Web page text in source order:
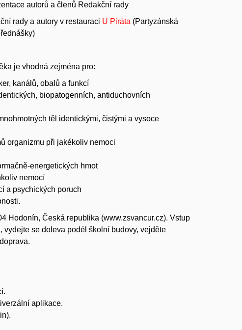
autorů a členů Redakční rady
rady a autory v restauraci U Piráta (Partyzánská
je vhodná zejména pro:
kanálů, obalů a funkcí
biopatogenních, antiduchovních
těl identickými, čistými a vysoce
organizmu při jakékoliv nemoci
energetických hmot
nemocí
a psychických poruch
Hodonín, Česká republika (www.zsvancur.cz). Vstup
se doleva podél školní budovy, vejděte
aplikace.